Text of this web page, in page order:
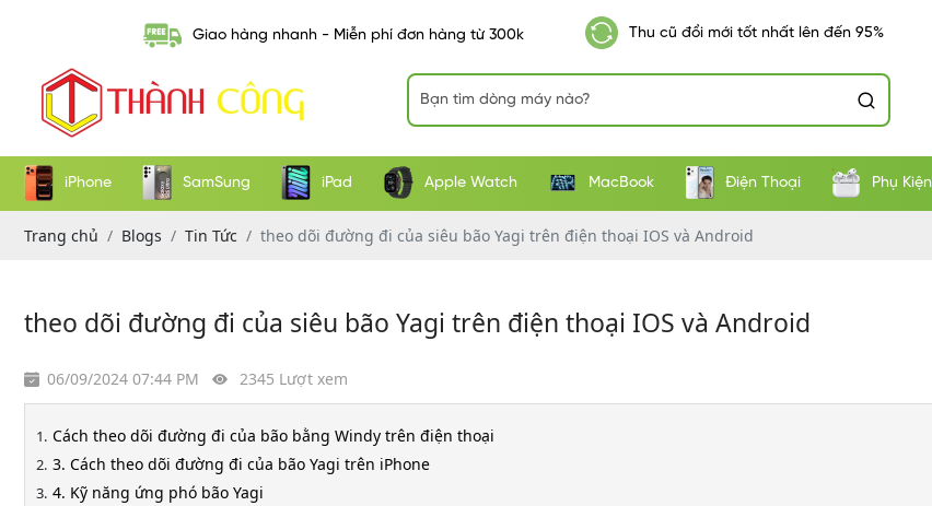
Giao hàng nhanh - Miễn phí đơn hàng từ 300k Thu cũ đổi mới tốt nhất lên đến 95%
iPhone SamSung iPad Apple Watch MacBook Điện Thoại Phụ Kiện
Trang chủ Blogs Tin Tức theo dõi đường đi của siêu bão Yagi trên điện thoại IOS và Android
theo dõi đường đi của siêu bão Yagi trên điện thoại IOS và Android
06/09/2024 07:44 PM 2345 Lượt xem
Cách theo dõi đường đi của bão bằng Windy trên điện thoại
3. Cách theo dõi đường đi của bão Yagi trên iPhone
4. Kỹ năng ứng phó bão Yagi